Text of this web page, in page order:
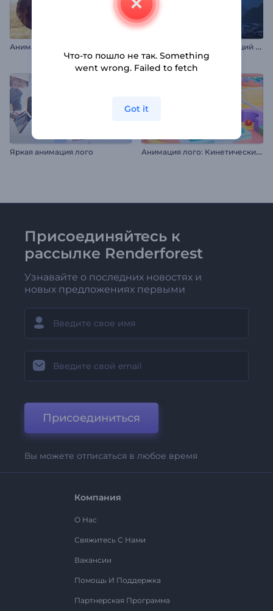
А
нимация лого: Вращающий портал в ночи
Яркая анимация лого А
нимация лого: Кинетические шары
Присоединяйтесь к
рассылке Renderforest
Узнавайте о последних новостях и
новых предложениях первыми
Присоединиться
Вы можете отписаться в любое время
Компания
О Нас
Свяжитесь С Нами
Вакансии
Помощь И Поддержка
Партнерская Программа
Что-то пошло не так. Something
went wrong. Failed to fetch
Got it